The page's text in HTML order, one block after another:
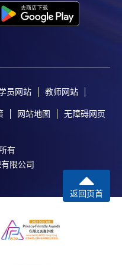
员网站 教师网站
网站地图 无障碍网页
有
限公司
返回页首